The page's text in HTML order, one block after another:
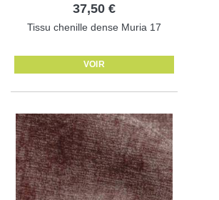
37,50 €
Tissu chenille dense Muria 17
VOIR